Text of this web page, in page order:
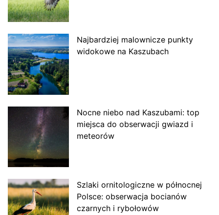
Najbardziej malownicze punkty
widokowe na Kaszubach
Nocne niebo nad Kaszubami: top
miejsca do obserwacji gwiazd i
meteorów
Szlaki ornitologiczne w północnej
Polsce: obserwacja bocianów
czarnych i rybołowów